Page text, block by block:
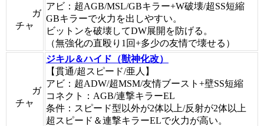
ガ
チャ
アビ：超AGB/MSL/GBキラー+W破壊/超SS短縮
GBキラーで火力を出しやすい。
ビットンを破壊してDW展開を防げる。
（無強化の直殴り1回+多少の友情で壊せる）
ガ
チャ
ジキル＆ハイド（獣神化改）
【貫通/超スピード/亜人】
アビ：超ADW/超MSM/友情ブースト+壁SS短縮
コネクト：AGB/連撃キラーEL
条件：スピード型以外が2体以上/反射が2体以上
超スピード＆連撃キラーELで火力が高い。